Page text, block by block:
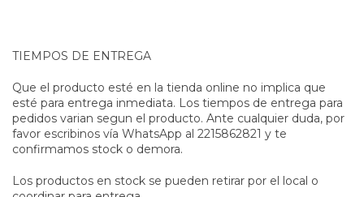
TIEMPOS DE ENTREGA
Que el producto esté en la tienda online no implica que
esté para entrega inmediata. Los tiempos de entrega para
pedidos varian segun el producto. Ante cualquier duda, por
favor escribinos vía WhatsApp al 2215862821 y te
confirmamos stock o demora.
Los productos en stock se pueden retirar por el local o